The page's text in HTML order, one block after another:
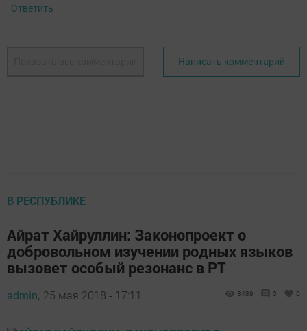
Ответить
Написать комментарий
В РЕСПУБЛИКЕ
Айрат Хайруллин: Законопроект о
добровольном изучении родных языков
вызовет особый резонанс в РТ
admin, 25 мая 2018 - 17:11 3489 0 0